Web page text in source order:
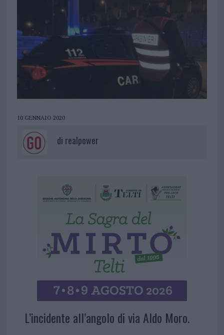
10 GENNAIO 2020
di realpower
L’incidente all’angolo di via Aldo Moro.